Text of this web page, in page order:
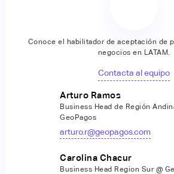
Conoce el habilitador de aceptación de
negocios en LATAM.
Contacta al equipo
Arturo Ramos
Business Head de Región
GeoPagos
arturo.r@geopagos.com
Carolina Chacur
Business Head Region Sur @